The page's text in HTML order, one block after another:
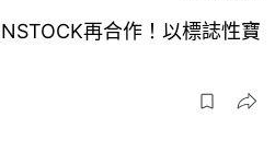
再合作！以標誌性寶